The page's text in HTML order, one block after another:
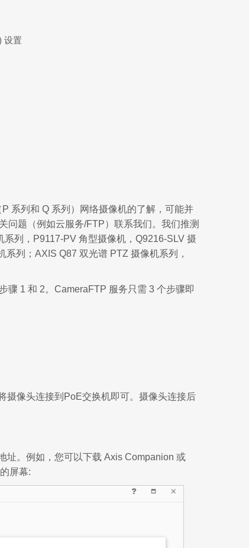
设置
系列和 Q 系列）网络摄像机的了解，可能并
问题（例如云服务/FTP）联系我们。我们推测
列，P9117-PV 角型摄像机，Q9216-SLV 摄
列；AXIS Q87 双光谱 PTZ 摄像机系列，
骤 1 和 2。CameraFTP 服务只需 3 个步骤即
摄像头连接到PoE交换机即可。摄像头连接后
址。例如，您可以下载 Axis Companion 或
屏幕: